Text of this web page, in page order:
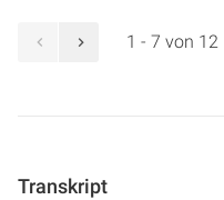
1 - 7 von 12
Transkript